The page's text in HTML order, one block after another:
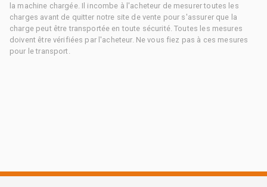
la machine chargée. Il incombe à l'acheteur de mesurer toutes les
charges avant de quitter notre site de vente pour s'assurer que la
charge peut être transportée en toute sécurité. Toutes les mesures
doivent être vérifiées par l'acheteur. Ne vous fiez pas à ces mesures
pour le transport.